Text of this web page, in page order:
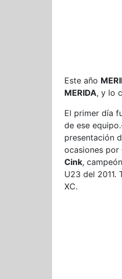
Este año
MERIDA, y lo
El primer día
de ese
presentación
ocasiones por
Cink,
U23 del 2011.
XC.